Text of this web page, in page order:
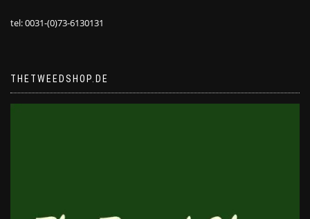
tel: 0031-(0)73-6130131
THETWEEDSHOP.DE